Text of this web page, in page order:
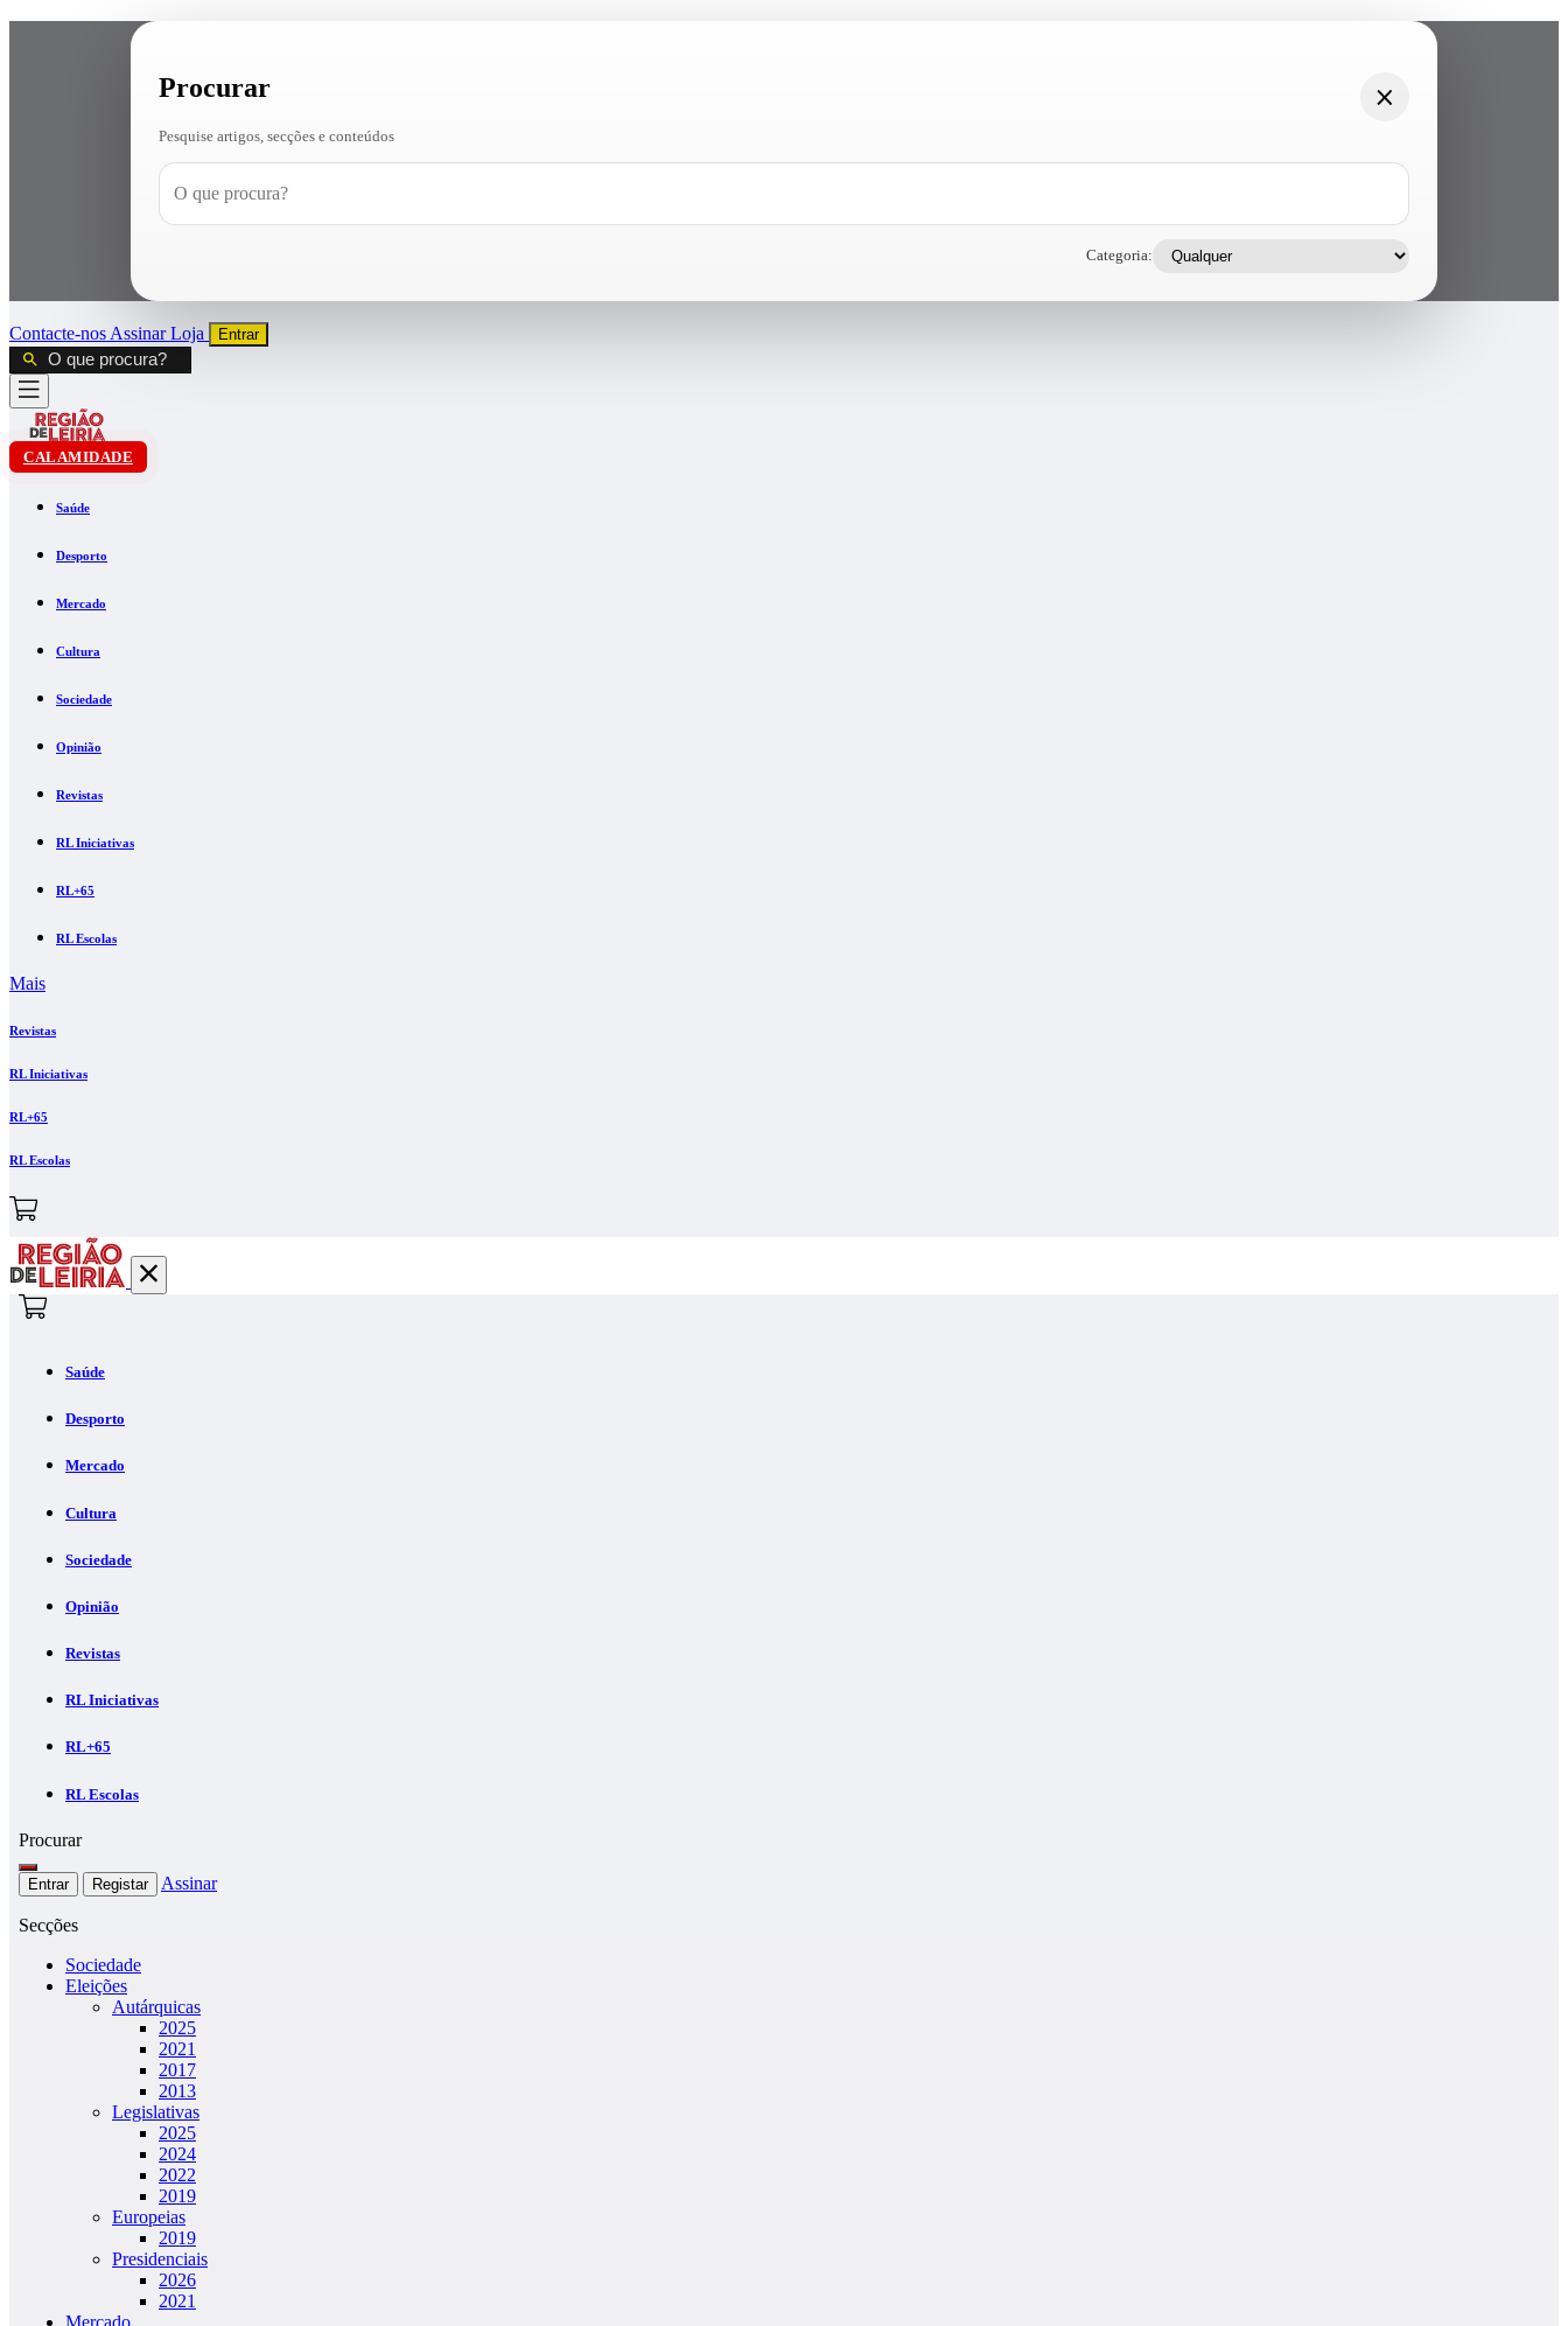
Procurar
Pesquise artigos, secções e conteúdos
Categoria:
Contacte-nos AssinarLoja Entrar
CALAMIDADE
Saúde
Desporto
Mercado
Cultura
Sociedade
Opinião
Revistas
RL Iniciativas
RL+65
RL Escolas
Mais
Revistas
RL Iniciativas
RL+65
RL Escolas
Saúde
Desporto
Mercado
Cultura
Sociedade
Opinião
Revistas
RL Iniciativas
RL+65
RL Escolas
Procurar
Entrar Registar Assinar
Secções
Sociedade
Eleições
Autárquicas
2025
2021
2017
2013
Legislativas
2025
2024
2022
2019
Europeias
2019
Presidenciais
2026
2021
Mercado